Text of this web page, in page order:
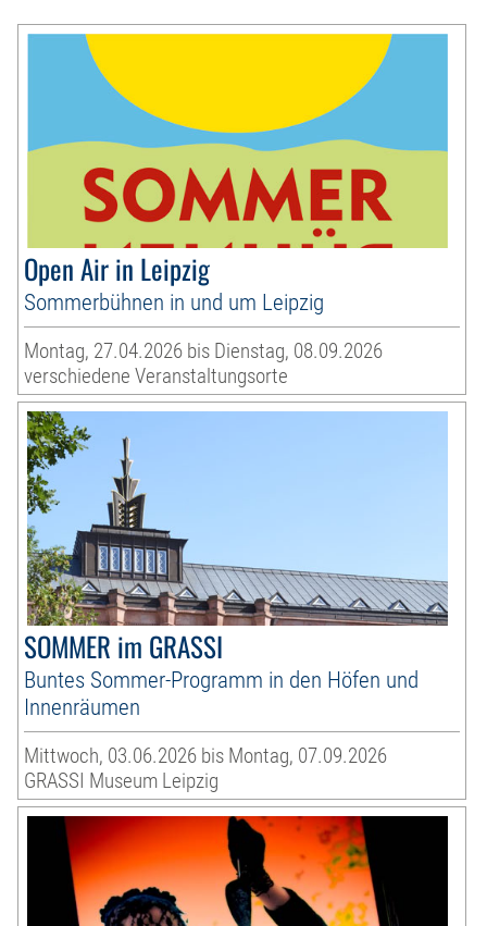
Open Air in Leipzig
Sommerbühnen in und um Leipzig
Montag, 27.04.2026 bis Dienstag, 08.09.2026
verschiedene Veranstaltungsorte
SOMMER im GRASSI
Buntes Sommer-Programm in den Höfen und
Innenräumen
Mittwoch, 03.06.2026 bis Montag, 07.09.2026
GRASSI Museum Leipzig